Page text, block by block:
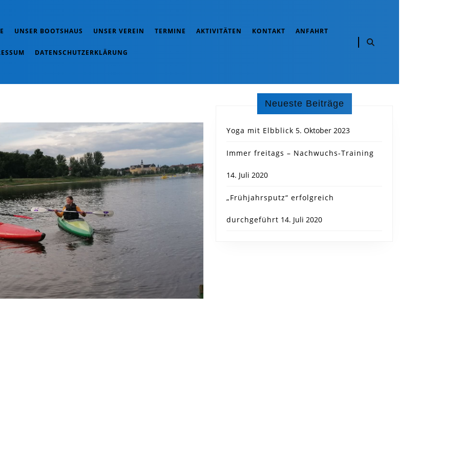
UNSER BOOTSHAUS UNSER VEREIN TERMINE AKTIVITÄTEN KONTAKT ANFAHRT
DATENSCHUTZERKLÄRUNG
Neueste Beiträge
Yoga mit Elbblick 5. Oktober 2023
Immer freitags – Nachwuchs-Training
14. Juli 2020
„Frühjahrsputz“ erfolgreich
durchgeführt 14. Juli 2020